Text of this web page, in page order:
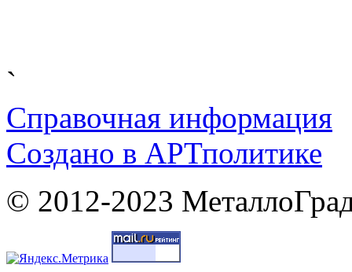
`
Справочная информация
Cоздано в АРТполитике
© 2012-2023